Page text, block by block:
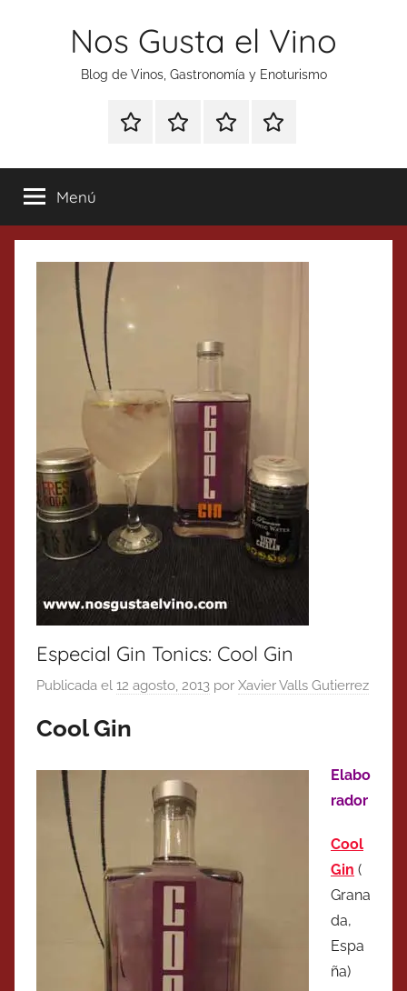
Nos Gusta el Vino
Blog de Vinos, Gastronomía y Enoturismo
Especial
Tonics
Enoturismo
Gastronomía
RankingContacto
Menú
Especial Gin Tonics: Cool Gin
Publicada el 12 agosto, 2013 por Xavier Valls Gutierrez
Cool Gin
Elabo
rador
Cool
Gin (
Grana
da,
Espa
ña)